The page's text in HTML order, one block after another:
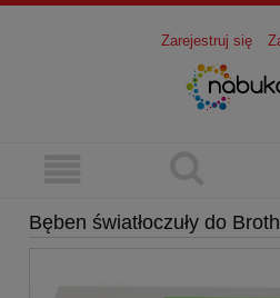
Zarejestruj się
Bęben światłoczuły do